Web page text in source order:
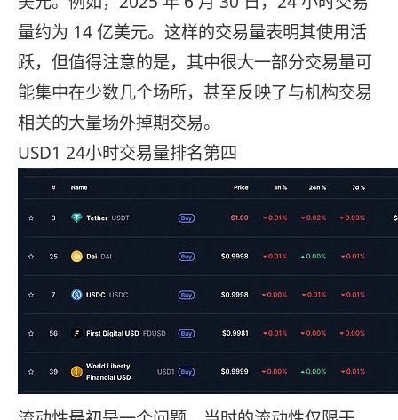
量约为 14 亿美元。这样的交易量表明其使用活
跃，但值得注意的是，其中很大一部分交易量可
能集中在少数几个场所，甚至反映了与机构交易
相关的大量场外掉期交易。
USD1 24小时交易量排名第四